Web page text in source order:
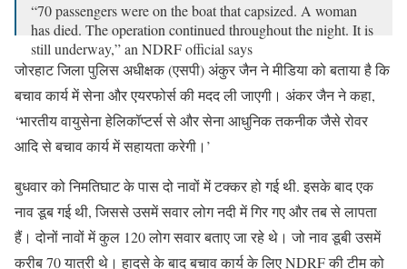
“70 passengers were on the boat that capsized. A woman
has died. The operation continued throughout the night. It is
still underway,” an NDRF official says
pic.twitter.com/cTF9YIwx4K
— ANI (@ANI)September 9, 2021
जोरहाट जिला पुलिस अधीक्षक (एसपी) अंकुर जैन ने मीडिया को बताया है कि
बचाव कार्य में सेना और एयरफोर्स की मदद ली जाएगी। अंकर जैन ने कहा,
‘भारतीय वायुसेना हेलिकॉप्टर्स से और सेना आधुनिक तकनीक जैसे रोवर
आदि से बचाव कार्य में सहायता करेगी।’
बुधवार को निमतिघाट के पास दो नावों में टक्कर हो गई थी. इसके बाद एक
नाव डूब गई थी, जिससे उसमें सवार लोग नदी में गिर गए और तब से लापता
हैं। दोनों नावों में कुल 120 लोग सवार बताए जा रहे थे। जो नाव डूबी उसमें
करीब 70 यात्री थे। हादसे के बाद बचाव कार्य के लिए NDRF की टीम को